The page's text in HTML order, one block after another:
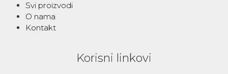
Svi proizvodi
O nama
Kontakt
Korisni linkovi